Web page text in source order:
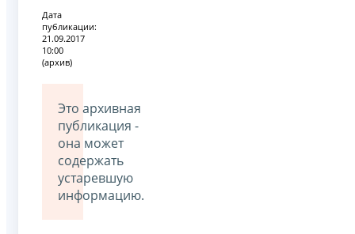
Дата
публикации:
21.09.2017
10:00
(архив)
Это архивная
публикация -
она может
содержать
устаревшую
информацию.